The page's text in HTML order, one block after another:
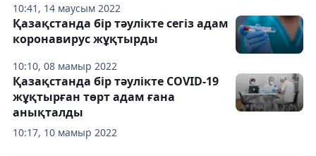
10:41, 14 маусым 2022
10:10, 08 мамыр 2022
Қазақстанда бір тәулікте сегіз адам
коронавирус жұқтырды
10:17, 10 мамыр 2022
Қазақстанда бір тәулікте COVID-19
жұқтырған төрт адам ғана
анықталды